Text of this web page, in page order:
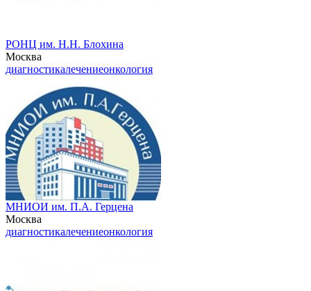
РОНЦ им. Н.Н. Блохина
Москва
диагностикалечениеонкология
МНИОИ им. П.А. Герцена
Москва
диагностикалечениеонкология